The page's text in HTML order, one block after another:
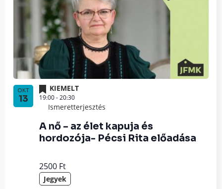
OKT
13
A nő – az élet kapuja és
hordozója- Pécsi Rita előadása
KIEMELT
19:00-20:30
Ismeretterjesztés
Jegyek
2500 Ft